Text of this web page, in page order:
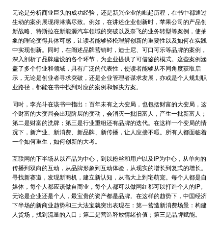
无论是分析商业巨头的成功经验，还是新兴企业的崛起历程，在书中都通过
生动的案例展现得淋漓尽致。例如，在讲述企业创新时，苹果公司的产品创
新战略、特斯拉在新能源汽车领域的突破以及奈飞的业务转型等案例，使抽
象的理论变得具体可感，让读者能够轻松理解创新的重要性以及如何在实践
中实现创新。同时，在阐述品牌营销时，迪士尼、可口可乐等品牌的案例，
深入剖析了品牌建设的各个环节，为企业提供了可借鉴的模式。这些案例涵
盖了多个行业和领域，具有广泛的代表性，使读者能够从不同角度获取启
示，无论是创业者寻求突破，还是企业管理者谋求发展，亦或是个人规划职
业路径，都能在书中找到对应的案例和解决方案。
同时，李光斗在该书中指出：百年未有之大变局，也包括财富的大变局，这
个财富的大变局会出现阶层的变动，会消灭一批旧富人，产生一批新富人；
第二是财富的洗牌；第三是行业重组还有品牌的迭代。在这样一个变局的情
况下，新产业、新消费、新品牌、新传播，让人应接不暇。所有人都面临着
一个如何重生，如何创新的大考。
互联网的下半场从以产品为中心，到以粉丝和用户以及IP为中心，从单向的
传播到双向的互动，从品牌形象到互动体验，从现实的增长到复式的增长。
寻找新赛道，发现新商机，建立新认知，从高大上到宅萌宠。每个人都是自
媒体，每个人都应该做自商业，每个人都可以做网红都可以打造个人的IP。
无论是企业还是个人，最宝贵的资产都是品牌。在这样的趋势下，中国经济
下半场的新商业趋势和三大法宝就突出表现在：第一营造新消费场景：构建
人货场，找到流量的入口；第二是营造释放情绪价值；第三是品牌赋能。